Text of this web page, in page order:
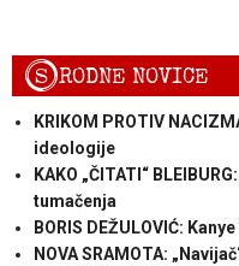
SRODNE NOVICE
KRIKOM PROTIV
ideologije
KAKO „ČITATI“
tumačenja
BORIS DEŽULOVIĆ:
NOVA SRAMOTA: